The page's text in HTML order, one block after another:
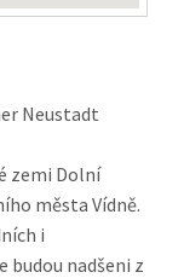
Neustadt
zemi Dolní
města Vídně.
i
nadšeni z